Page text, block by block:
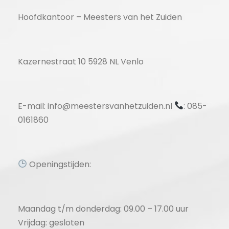
Hoofdkantoor – Meesters van het Zuiden
Kazernestraat 10 5928 NL Venlo
E-mail: info@meestersvanhetzuiden.nl
: 085-
0161860
Openingstijden:
Maandag t/m donderdag: 09.00 – 17.00 uur
Vrijdag: gesloten